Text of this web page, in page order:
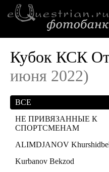
Кубок КСК
июня 2022)
ВСЕ
НЕ ПРИВЯЗАННЫЕ К
СПОРТСМЕНАМ
ALIMDJANOV
Kurbanov Bekzod